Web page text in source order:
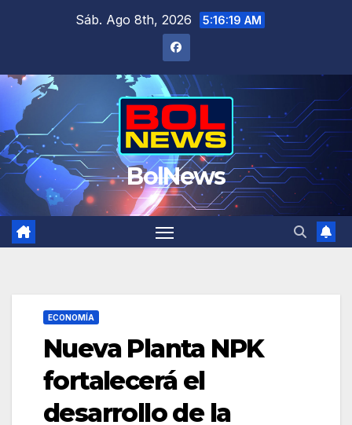
Sáb. Ago 8th, 2026 5:16:19 AM
BolNews
ECONOMÍA
Nueva Planta NPK
fortalecerá el
desarrollo de la